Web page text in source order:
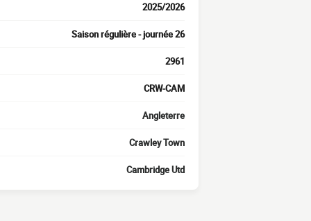
2025/2026
Saison régulière - journée 26
2961
CRW-CAM
Angleterre
Crawley Town
Cambridge Utd